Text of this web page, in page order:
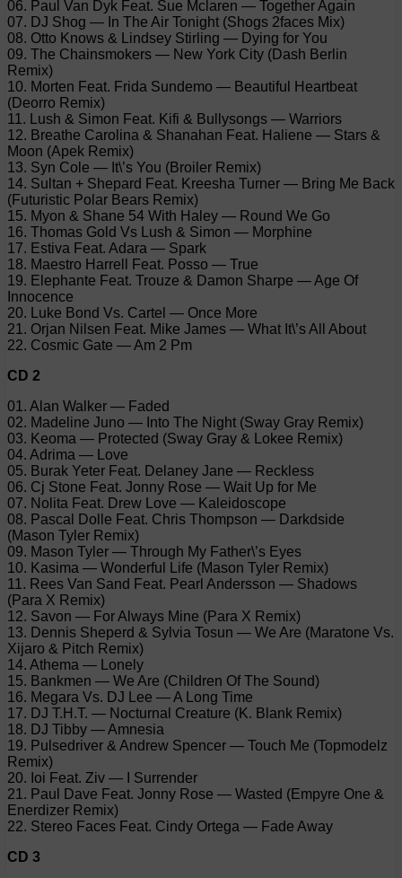
06. Paul Van Dyk Feat. Sue Mclaren — Together Again
07. DJ Shog — In The Air Tonight (Shogs 2faces Mix)
08. Otto Knows & Lindsey Stirling — Dying for You
09. The Chainsmokers — New York City (Dash Berlin
Remix)
10. Morten Feat. Frida Sundemo — Beautiful Heartbeat
(Deorro Remix)
11. Lush & Simon Feat. Kifi & Bullysongs — Warriors
12. Breathe Carolina & Shanahan Feat. Haliene — Stars &
Moon (Apek Remix)
13. Syn Cole — It\’s You (Broiler Remix)
14. Sultan + Shepard Feat. Kreesha Turner — Bring Me Back
(Futuristic Polar Bears Remix)
15. Myon & Shane 54 With Haley — Round We Go
16. Thomas Gold Vs Lush & Simon — Morphine
17. Estiva Feat. Adara — Spark
18. Maestro Harrell Feat. Posso — True
19. Elephante Feat. Trouze & Damon Sharpe — Age Of
Innocence
20. Luke Bond Vs. Cartel — Once More
21. Orjan Nilsen Feat. Mike James — What It\’s All About
22. Cosmic Gate — Am 2 Pm
CD 2
01. Alan Walker — Faded
02. Madeline Juno — Into The Night (Sway Gray Remix)
03. Keoma — Protected (Sway Gray & Lokee Remix)
04. Adrima — Love
05. Burak Yeter Feat. Delaney Jane — Reckless
06. Cj Stone Feat. Jonny Rose — Wait Up for Me
07. Nolita Feat. Drew Love — Kaleidoscope
08. Pascal Dolle Feat. Chris Thompson — Darkdside
(Mason Tyler Remix)
09. Mason Tyler — Through My Father\’s Eyes
10. Kasima — Wonderful Life (Mason Tyler Remix)
11. Rees Van Sand Feat. Pearl Andersson — Shadows
(Para X Remix)
12. Savon — For Always Mine (Para X Remix)
13. Dennis Sheperd & Sylvia Tosun — We Are (Maratone Vs.
Xijaro & Pitch Remix)
14. Athema — Lonely
15. Bankmen — We Are (Children Of The Sound)
16. Megara Vs. DJ Lee — A Long Time
17. DJ T.H.T. — Nocturnal Creature (K. Blank Remix)
18. DJ Tibby — Amnesia
19. Pulsedriver & Andrew Spencer — Touch Me (Topmodelz
Remix)
20. Ioi Feat. Ziv — I Surrender
21. Paul Dave Feat. Jonny Rose — Wasted (Empyre One &
Enerdizer Remix)
22. Stereo Faces Feat. Cindy Ortega — Fade Away
CD 3